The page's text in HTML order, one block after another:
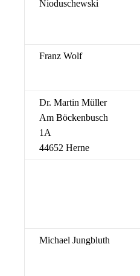
Nioduschewski
Franz Wolf
Dr. Martin Müller
Am Böckenbusch
1A
44652 Herne
Michael Jungbluth